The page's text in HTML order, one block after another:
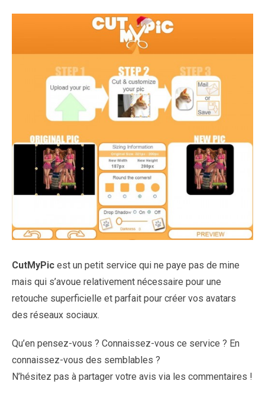
CutMyPic est un petit service qui ne paye pas de mine
mais qui s’avoue relativement nécessaire pour une
retouche superficielle et parfait pour créer vos avatars
des réseaux sociaux.
Qu’en pensez-vous ? Connaissez-vous ce service ? En
connaissez-vous des semblables ?
N’hésitez pas à partager votre avis via les commentaires !